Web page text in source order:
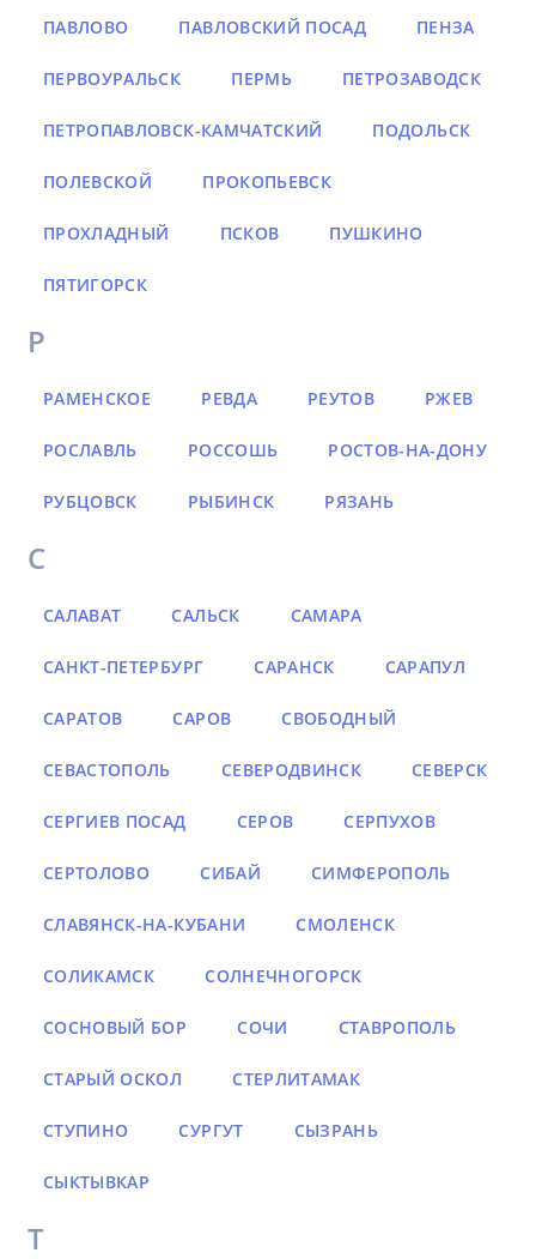
ПАВЛОВО ПАВЛОВСКИЙ ПОСАД ПЕНЗА
ПЕРВОУРАЛЬСК ПЕРМЬ ПЕТРОЗАВОДСК
ПЕТРОПАВЛОВСК-КАМЧАТСКИЙ ПОДОЛЬСК
ПОЛЕВСКОЙ ПРОКОПЬЕВСК
ПРОХЛАДНЫЙ ПСКОВ ПУШКИНО
ПЯТИГОРСК
Р
РАМЕНСКОЕ РЕВДА РЕУТОВ РЖЕВ
РОСЛАВЛЬ РОССОШЬ РОСТОВ-НА-ДОНУ
РУБЦОВСК РЫБИНСК РЯЗАНЬ
С
САЛАВАТ САЛЬСК САМАРА
САНКТ-ПЕТЕРБУРГ САРАНСК САРАПУЛ
САРАТОВ САРОВ СВОБОДНЫЙ
СЕВАСТОПОЛЬ СЕВЕРОДВИНСК СЕВЕРСК
СЕРГИЕВ ПОСАД СЕРОВ СЕРПУХОВ
СЕРТОЛОВО СИБАЙ СИМФЕРОПОЛЬ
СЛАВЯНСК-НА-КУБАНИ СМОЛЕНСК
СОЛИКАМСК СОЛНЕЧНОГОРСК
СОСНОВЫЙ БОР СОЧИ СТАВРОПОЛЬ
СТАРЫЙ ОСКОЛ СТЕРЛИТАМАК
СТУПИНО СУРГУТ СЫЗРАНЬ
СЫКТЫВКАР
Т